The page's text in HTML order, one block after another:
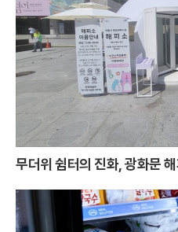
무더위 쉼터의 진화, 광화문